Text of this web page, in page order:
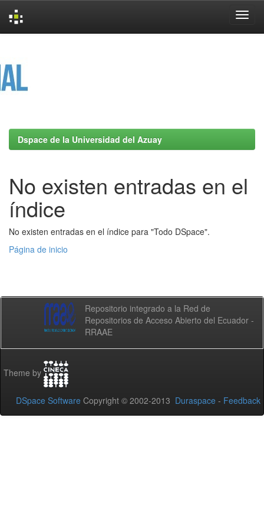
Dspace de la Universidad del Azuay
No existen entradas en el
índice
No existen entradas en el índice para "Todo DSpace".
Página de inicio
Repositorio integrado a la Red de
Repositorios de Acceso Abierto del Ecuador -
RRAAE
Theme by
DSpace Software Copyright © 2002-2013 Duraspace - Feedback